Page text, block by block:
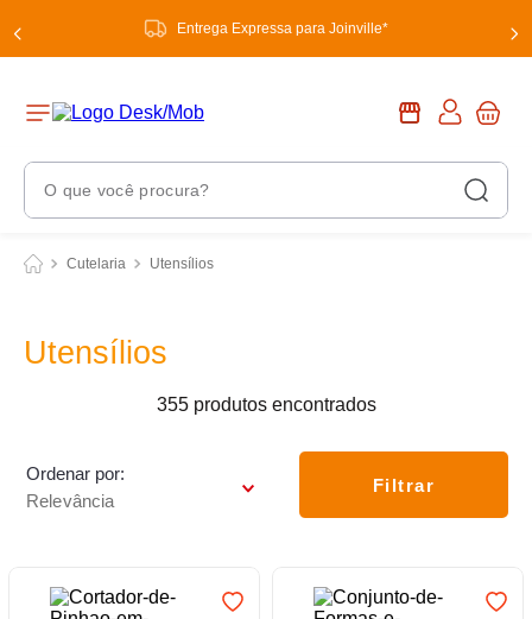
Entrega Expressa para Joinville*
O que você procura?
Cutelaria Utensílios
Utensílios
355 produtos
Ordenar por
Relevância
Filtrar
Termos Mais Buscados
2 º
5º
6º luminária
8º panelas